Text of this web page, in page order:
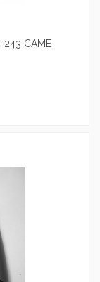
CAME